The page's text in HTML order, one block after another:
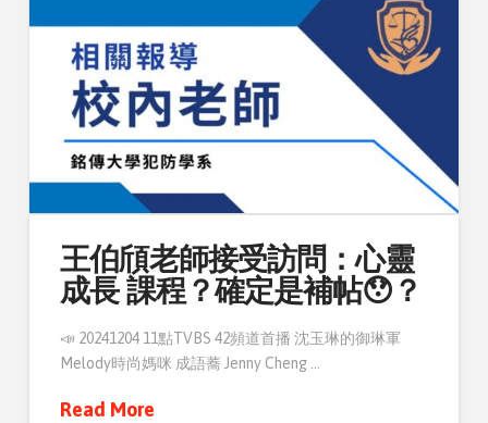
王伯頎老師接受訪問：心靈
成長 課程？確定是補帖😯？
📣 20241204 11點TVBS 42頻道首播 沈玉琳的御琳軍
Melody時尚媽咪 成語蕎 Jenny Cheng …
Read More